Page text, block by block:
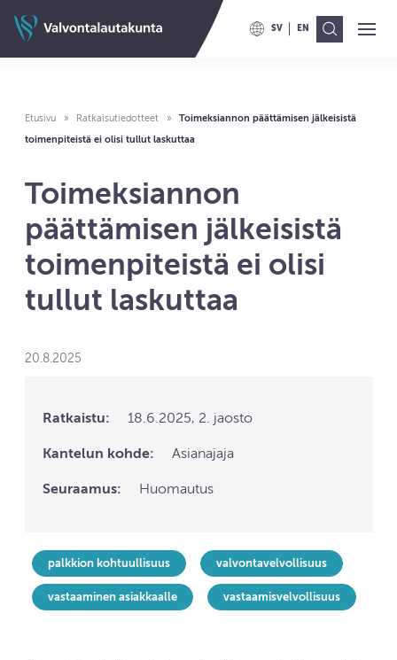
Valvontalautakunnan etusivulleSV
VAIHDA KIELELLE SWITCH
EN
VAIHDA KIELELLE
Etusivu Ratkaisutiedotteet
Toimeksiannon päättämisen jälkeisistä
toimenpiteistä ei olisi tullut laskuttaa
Toimeksiannon
päättämisen jälkeisistä
toimenpiteistä ei olisi
tullut laskuttaa
20.8.2025
Ratkaistu: 18.6.2025, 2. jaosto
Kantelun kohde: Asianajaja
Seuraamus: Huomautus
palkkion kohtuullisuus valvontavelvollisuus
vastaaminen asiakkaalle vastaamisvelvollisuus